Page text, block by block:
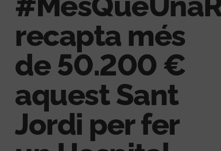
recapta més
de 50.200 €
aquest Sant
Jordi per fer